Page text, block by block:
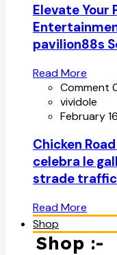
Elevate Your
pavilion88s
Read More
Comment
vividole
February
Chicken
celebra le
strade
Read More
Shop
Shop :-